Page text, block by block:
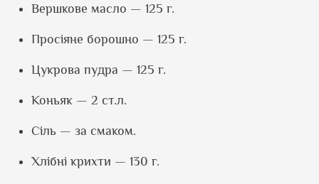
Вершкове масло — 125 г.
Просіяне борошно — 125 г.
Цукрова пудра — 125 г.
Коньяк — 2 ст.л.
Сіль — за смаком.
Хлібні крихти — 130 г.